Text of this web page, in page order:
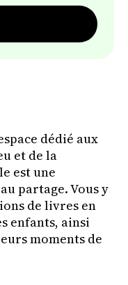
dédié aux
et de la
est une
partage. Vous y
de livres en
enfants, ainsi
moments de